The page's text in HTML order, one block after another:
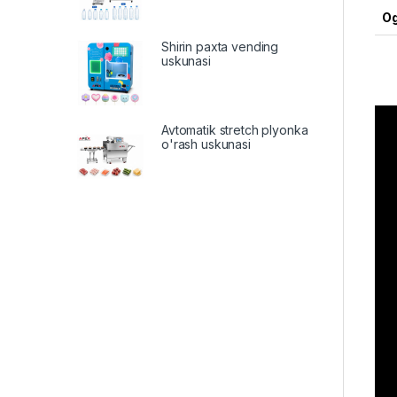
Shirin paxta vending
uskunasi
Avtomatik stretch plyonka
o'rash uskunasi